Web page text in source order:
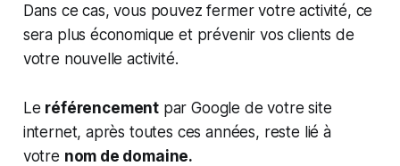
Dans ce cas, vous pouvez fermer votre activité, ce
sera plus économique et prévenir vos clients de
votre nouvelle activité.
Le référencement par Google de votre site
internet, après toutes ces années, reste lié à
votre nom de domaine.